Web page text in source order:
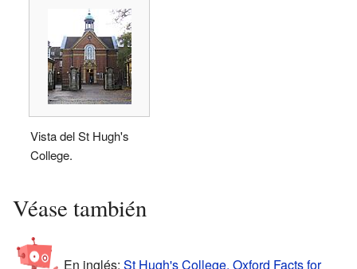
Vista del St Hugh's
College.
Véase también
En inglés: St Hugh's College, Oxford Facts for